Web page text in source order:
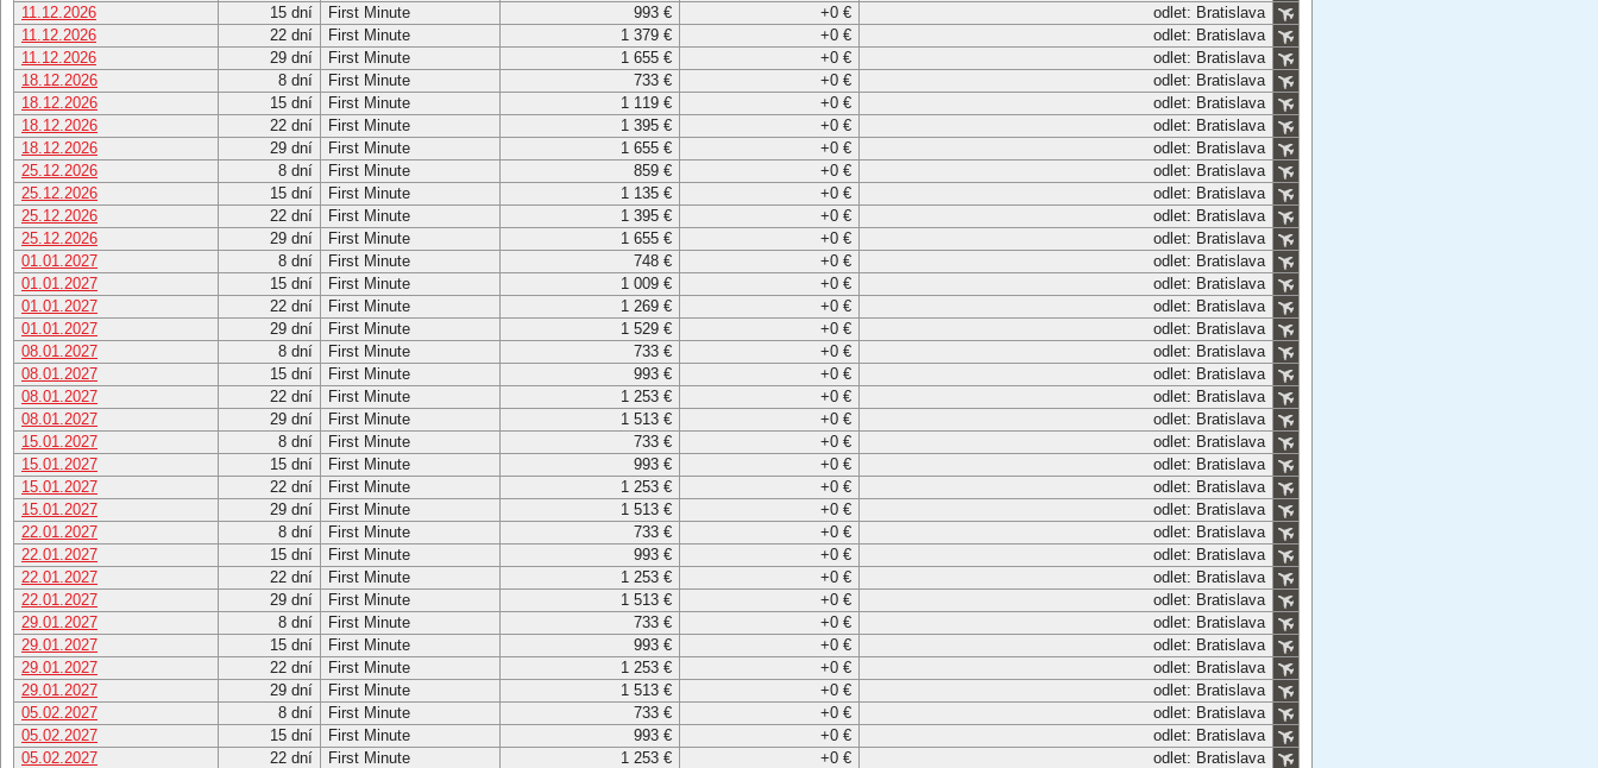
11.12.2026
15 dní First Minute 993 € +0 €
odlet: Bratislava
11.12.2026
22 dní First Minute 1 379 € +0 €
odlet: Bratislava
11.12.2026
29 dní First Minute 1 655 € +0 €
odlet: Bratislava
18.12.2026
8 dní First Minute 733 € +0 €
odlet: Bratislava
18.12.2026
15 dní First Minute 1 119 € +0 €
odlet: Bratislava
18.12.2026
22 dní First Minute 1 395 € +0 €
odlet: Bratislava
18.12.2026
29 dní First Minute 1 655 € +0 €
odlet: Bratislava
25.12.2026
8 dní First Minute 859 € +0 €
odlet: Bratislava
25.12.2026
15 dní First Minute 1 135 € +0 €
odlet: Bratislava
25.12.2026
22 dní First Minute 1 395 € +0 €
odlet: Bratislava
25.12.2026
29 dní First Minute 1 655 € +0 €
odlet: Bratislava
01.01.2027
8 dní First Minute 748 € +0 €
odlet: Bratislava
01.01.2027
15 dní First Minute 1 009 € +0 €
odlet: Bratislava
01.01.2027
22 dní First Minute 1 269 € +0 €
odlet: Bratislava
01.01.2027
29 dní First Minute 1 529 € +0 €
odlet: Bratislava
08.01.2027
8 dní First Minute 733 € +0 €
odlet: Bratislava
08.01.2027
15 dní First Minute 993 € +0 €
odlet: Bratislava
08.01.2027
22 dní First Minute 1 253 € +0 €
odlet: Bratislava
08.01.2027
29 dní First Minute 1 513 € +0 €
odlet: Bratislava
15.01.2027
8 dní First Minute 733 € +0 €
odlet: Bratislava
15.01.2027
15 dní First Minute 993 € +0 €
odlet: Bratislava
15.01.2027
22 dní First Minute 1 253 € +0 €
odlet: Bratislava
15.01.2027
29 dní First Minute 1 513 € +0 €
odlet: Bratislava
22.01.2027
8 dní First Minute 733 € +0 €
odlet: Bratislava
22.01.2027
15 dní First Minute 993 € +0 €
odlet: Bratislava
22.01.2027
22 dní First Minute 1 253 € +0 €
odlet: Bratislava
22.01.2027
29 dní First Minute 1 513 € +0 €
odlet: Bratislava
29.01.2027
8 dní First Minute 733 € +0 €
odlet: Bratislava
29.01.2027
15 dní First Minute 993 € +0 €
odlet: Bratislava
29.01.2027
22 dní First Minute 1 253 € +0 €
odlet: Bratislava
29.01.2027
29 dní First Minute 1 513 € +0 €
odlet: Bratislava
05.02.2027
8 dní First Minute 733 € +0 €
odlet: Bratislava
05.02.2027
15 dní First Minute 993 € +0 €
odlet: Bratislava
05.02.2027
22 dní First Minute 1 253 € +0 €
odlet: Bratislava